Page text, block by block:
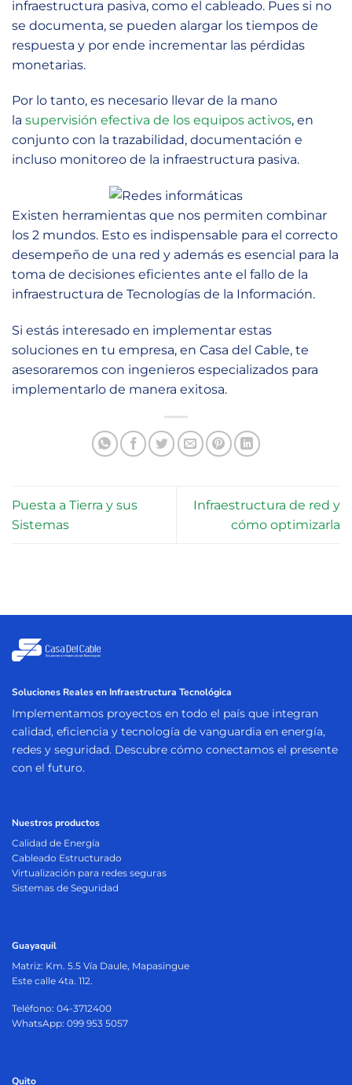
infraestructura pasiva, como el cableado. Pues si no
se documenta, se pueden alargar los tiempos de
respuesta y por ende incrementar las pérdidas
monetarias.
Por lo tanto, es necesario llevar de la mano
la supervisión efectiva de los equipos activos, en
conjunto con la trazabilidad, documentación e
incluso monitoreo de la infraestructura pasiva.
Existen herramientas que nos permiten combinar
los 2 mundos. Esto es indispensable para el correcto
desempeño de una red y además es esencial para la
toma de decisiones eficientes ante el fallo de la
infraestructura de Tecnologías de la Información.
Si estás interesado en implementar estas
soluciones en tu empresa, en Casa del Cable, te
asesoraremos con ingenieros especializados para
implementarlo de manera exitosa.
Puesta a Tierra y sus
Sistemas
Infraestructura de red y
cómo optimizarla
Soluciones Reales en Infraestructura Tecnológica
Implementamos proyectos en todo el país que integran
calidad, eficiencia y tecnología de vanguardia en energía,
redes y seguridad. Descubre cómo conectamos el presente
con el futuro.
Nuestros productos
Calidad de Energía
Cableado Estructurado
Virtualización para redes seguras
Sistemas de Seguridad
Guayaquil
Matriz: Km. 5.5 Vía Daule, Mapasingue
Este calle 4ta. 112.
Teléfono: 04-3712400
WhatsApp: 099 953 5057
Quito